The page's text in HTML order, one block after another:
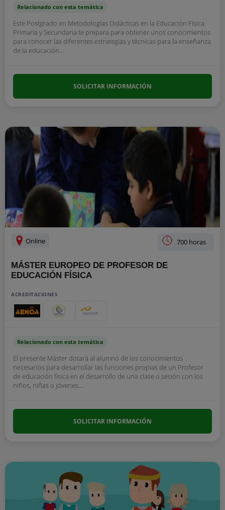
Relacionado con esta temática
Este Postgrado en Metodologías Didácticas en la Educación Física.
Primaria y Secundaria te prepara para obtener unos conocimientos
para conocer las diferentes estrategias y técnicas para la enseñanza
de la educación...
SOLICITAR INFORMACIÓN
Online 700 horas
MÁSTER EUROPEO DE PROFESOR DE
EDUCACIÓN FÍSICA
ACREDITACIONES
Relacionado con esta temática
El presente Máster dotará al alumno de los conocimientos
necesarios para desarrollar las funciones propias de un Profesor
de educación física en el desarrollo de una clase o sesión con los
niños, niñas o jóvenes....
SOLICITAR INFORMACIÓN